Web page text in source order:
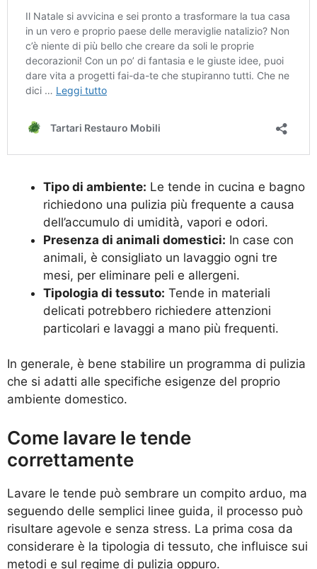
Tipo di ambiente: Le tende in cucina e bagno
richiedono una pulizia più frequente a causa
dell’accumulo di umidità, vapori e odori.
Presenza di animali domestici: In case con
animali, è consigliato un lavaggio ogni tre
mesi, per eliminare peli e allergeni.
Tipologia di tessuto: Tende in materiali
delicati potrebbero richiedere attenzioni
particolari e lavaggi a mano più frequenti.
In generale, è bene stabilire un programma di pulizia
che si adatti alle specifiche esigenze del proprio
ambiente domestico.
Come lavare le tende
correttamente
Lavare le tende può sembrare un compito arduo, ma
seguendo delle semplici linee guida, il processo può
risultare agevole e senza stress. La prima cosa da
considerare è la tipologia di tessuto, che influisce sui
metodi e sul regime di pulizia oppuro.